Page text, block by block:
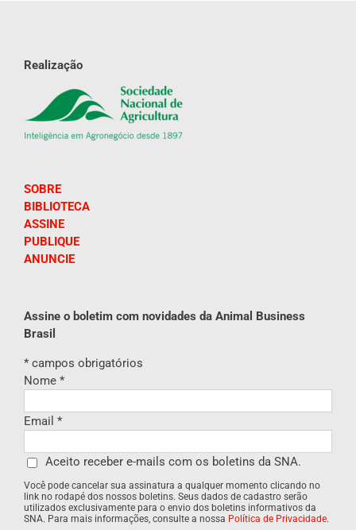
Realização
SOBRE
BIBLIOTECA
ASSINE
PUBLIQUE
ANUNCIE
Assine o boletim com novidades da Animal Business
Brasil
* campos obrigatórios
Nome *
Email *
Aceito receber e-mails com os boletins da SNA.
Você pode cancelar sua assinatura a qualquer momento clicando no
link no rodapé dos nossos boletins. Seus dados de cadastro serão
utilizados exclusivamente para o envio dos boletins informativos da
SNA. Para mais informações, consulte a nossa Política de Privacidade.